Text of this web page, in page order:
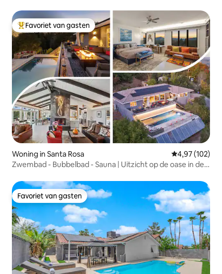
Topfavoriet van gasten
Favoriet van gasten
Woning in Santa Rosa Gemiddelde
4,97 (102)
Zwembad - Bubbelbad - Sauna | Uitzicht op de oase in de
Favoriet van gasten
Favoriet van gasten